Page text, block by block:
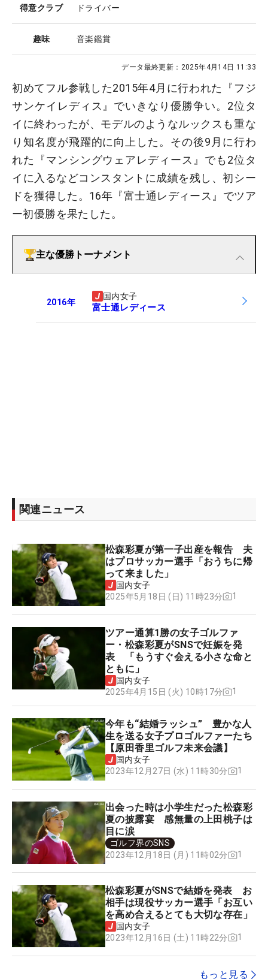
得意クラブ ドライバー
趣味 音楽鑑賞
データ最終更新： 2025年4月14日 11:33
初めてフル参戦した2015年4月に行われた『フジ
サンケイレディス』でいきなり優勝争い。2位タ
イに終わったが、モデルのようなルックスも重な
り知名度が飛躍的に向上した。その後9月に行わ
れた『マンシングウェアレディース』でも2位タ
イに入るなどコンスタントに成績を残し、初シー
ドを獲得した。16年『富士通レディース』でツア
ー初優勝を果たした。
主な優勝トーナメント
2016年
国内女子
富士通レディース
関連ニュース
松森彩夏が第一子出産を報告 夫
はプロサッカー選手「おうちに帰
って来ました」
国内女子
2025年5月18日 (日) 11時23分
1
ツアー通算1勝の女子ゴルファ
ー・松森彩夏がSNSで妊娠を発
表 「もうすぐ会える小さな命と
ともに」
国内女子
2025年4月15日 (火) 10時17分
1
今年も“結婚ラッシュ” 豊かな人
生を送る女子プロゴルファーたち
【原田香里ゴルフ未来会議】
国内女子
2023年12月27日 (水) 11時30分
1
出会った時は小学生だった松森彩
夏の披露宴 感無量の上田桃子は
目に涙
ゴルフ界のSNS
2023年12月18日 (月) 11時02分
1
松森彩夏がSNSで結婚を発表 お
相手は現役サッカー選手「お互い
を高め合えるとても大切な存在」
国内女子
2023年12月16日 (土) 11時22分
1
もっと見る